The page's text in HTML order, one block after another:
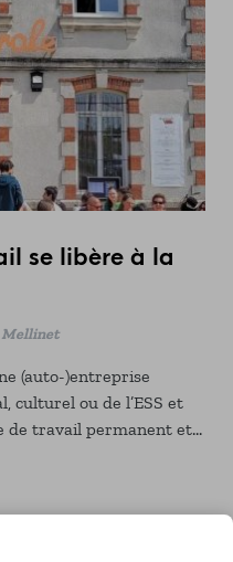
se libère à la
Mellinet
(auto-)entreprise
culturel ou de l’ESS et
de travail permanent et
? Le collectif La